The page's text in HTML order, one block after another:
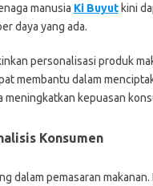
manusia Ki Buyutkini
daya yang ada.
personalisasi produk
membantu dalam
meningkatkan kepuasan
Konsumen
dalam pemasaran